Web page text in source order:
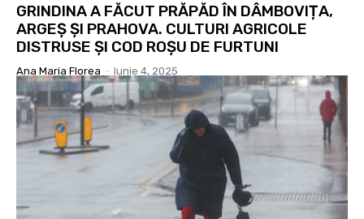
GRINDINA A FĂCUT PRĂPĂD ÎN DÂMBOVIȚA,
ARGEȘ ȘI PRAHOVA. CULTURI AGRICOLE
DISTRUSE ȘI COD ROȘU DE FURTUNI
Ana Maria Florea - Iunie 4, 2025